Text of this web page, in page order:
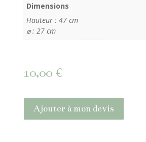
Dimensions
Hauteur : 47 cm
⌀ : 27 cm
10,00 €
Ajouter à mon devis